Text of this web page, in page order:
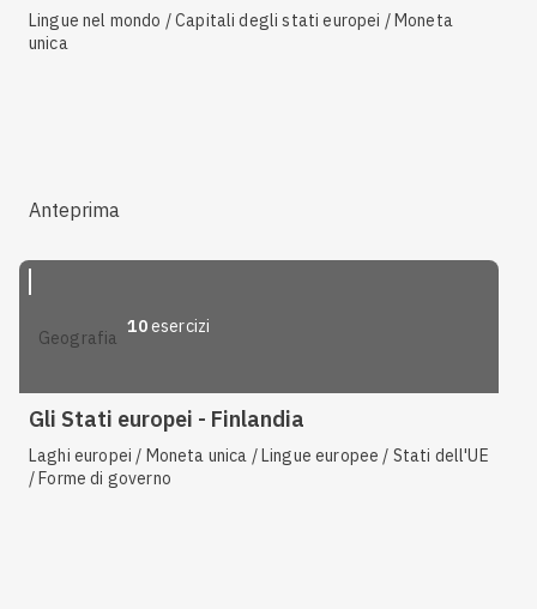
Lingue nel mondo / Capitali degli stati europei / Moneta
unica
Anteprima
geografia
10esercizi
Gli Stati europei - Finlandia
Laghi europei / Moneta unica / Lingue europee / Stati dell'UE
/ Forme di governo